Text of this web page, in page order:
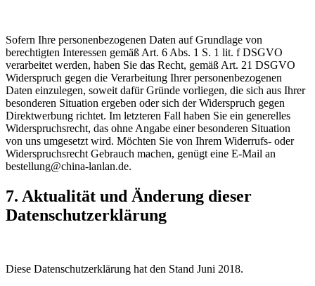
Sofern Ihre personenbezogenen Daten auf Grundlage von
berechtigten Interessen gemäß Art. 6 Abs. 1 S. 1 lit. f DSGVO
verarbeitet werden, haben Sie das Recht, gemäß Art. 21 DSGVO
Widerspruch gegen die Verarbeitung Ihrer personenbezogenen
Daten einzulegen, soweit dafür Gründe vorliegen, die sich aus Ihrer
besonderen Situation ergeben oder sich der Widerspruch gegen
Direktwerbung richtet. Im letzteren Fall haben Sie ein generelles
Widerspruchsrecht, das ohne Angabe einer besonderen Situation
von uns umgesetzt wird. Möchten Sie von Ihrem Widerrufs- oder
Widerspruchsrecht Gebrauch machen, genügt eine E-Mail an
bestellung@china-lanlan.de.
7. Aktualität und Änderung dieser
Datenschutzerklärung
Diese Datenschutzerklärung hat den Stand Juni 2018.